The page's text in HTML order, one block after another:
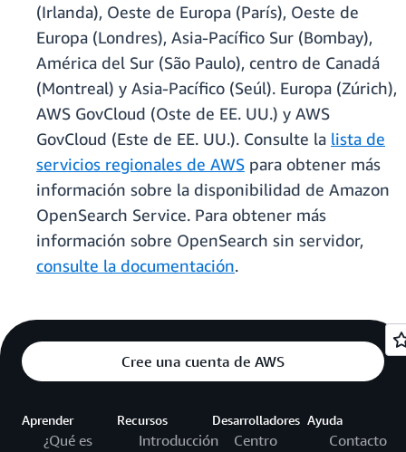
(Irlanda), Oeste de Europa (París), Oeste de
Europa (Londres), Asia-Pacífico Sur (Bombay),
América del Sur (São Paulo), centro de Canadá
(Montreal) y Asia-Pacífico (Seúl). Europa (Zúrich),
AWS GovCloud (Oste de EE. UU.) y AWS
GovCloud (Este de EE. UU.). Consulte la lista de
servicios regionales de AWS para obtener más
información sobre la disponibilidad de Amazon
OpenSearch Service. Para obtener más
información sobre OpenSearch sin servidor,
consulte la documentación.
Cree una cuenta de AWS
Aprender
¿Qué es
Recursos
Introducción
Desarrolladores
Centro
Ayuda
Contacto